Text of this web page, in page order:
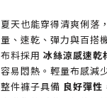
夏天也能穿得清爽俐落
量、速乾、彈力與百搭
布料採用 冰絲涼感速乾
容易悶熱。輕量布感減
整件褲子具備 良好彈性